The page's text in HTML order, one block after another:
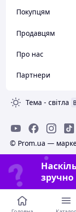
Покупцям
Продавцям
Про нас
Партнери
Тема - світла
© Prom.ua —
зручно